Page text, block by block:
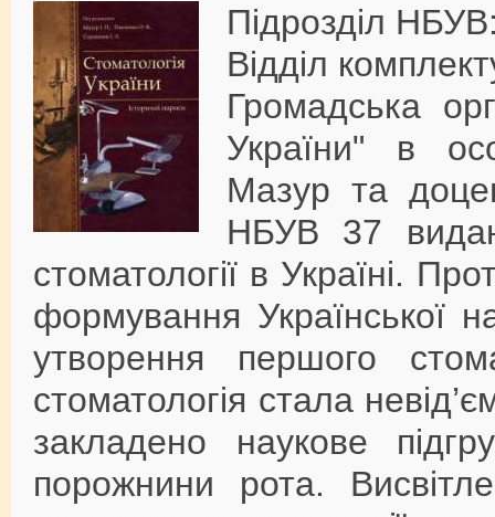
Підрозділ
Відділ
Громадська
України" в
Мазур та
НБУВ 37
стоматології в Україні.
формування Української
утворення першого
стоматологія стала
закладено наукове
порожнини рота.